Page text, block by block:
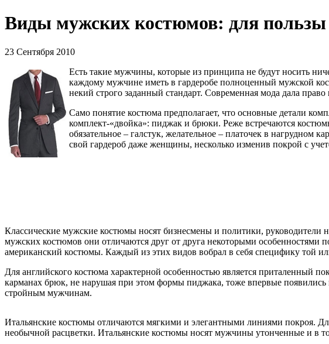
Виды мужских костюмов: для пользы
23 Сентября 2010
Есть такие мужчины, которые из принципа не будут носить
каждому мужчине иметь в гардеробе полноценный мужской
некий строго заданный стандарт. Современная мода дала
Само понятие костюма предполагает, что основные детали
комплект-«двойка»: пиджак и брюки. Реже встречаются
обязательное – галстук, желательное – платочек в нагрудном
свой гардероб даже женщины, несколько изменив покрой с
Классические мужские костюмы носят бизнесмены и политики,
мужских костюмов они отличаются друг от друга некоторыми
американский костюмы. Каждый из этих видов вобрал в себя специфику той
Для английского костюма характерной особенностью является приталенный
карманах брюк, не нарушая при этом формы пиджака, тоже впервые
стройным мужчинам.
Итальянские костюмы отличаются мягкими и элегантными линиями покроя.
необычной расцветки. Итальянские костюмы носят мужчины утонченные и в